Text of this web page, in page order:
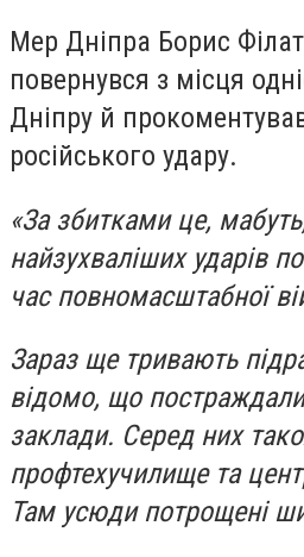
Мер Дніпра Борис
повернувся з місця
Дніпру й
російського удару.
«За збитками це,
найзухваліших ударів
час повномасштабної
Зараз ще тривають
відомо, що
заклади. Серед них
профтехучилище та
Там усюди потрощені